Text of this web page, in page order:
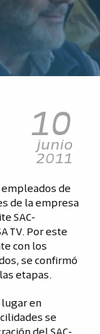
10
junio
2011
empleados de
de la empresa
SAC-
TV. Por este
con los
se confirmó
etapas.
en
se
del SAC-